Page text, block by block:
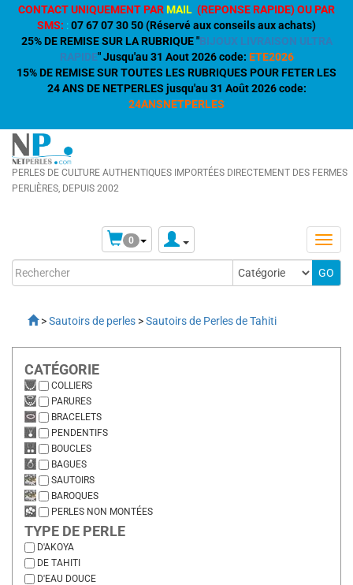
CONTACT UNIQUEMENT PARMAIL (REPONSE RAPIDE) OU PAR
SMS: :07 67 07 30 50 (Réservé aux conseils aux achats)
25% DE REMISE SUR LA RUBRIQUE "BIJOUX LIVRAISON ULTRA
RAPIDE" Jusqu'au 31 Aout 2026 code: ETE2026
15% DE REMISE SUR TOUTES LES RUBRIQUES POUR FETER LES
24 ANS DE NETPERLES jusqu'au 31 Août 2026 code:
24ANSNETPERLES
PERLES DE CULTURE AUTHENTIQUES IMPORTÉES DIRECTEMENT DES FERMES
PERLIÈRES, DEPUIS 2002
0
>Sautoirs de perles >Sautoirs de Perles de Tahiti
CATÉGORIE
COLLIERS
PARURES
BRACELETS
PENDENTIFS
BOUCLES
BAGUES
SAUTOIRS
BAROQUES
PERLES NON MONTÉES
TYPE DE PERLE
D'AKOYA
DE TAHITI
D'EAU DOUCE